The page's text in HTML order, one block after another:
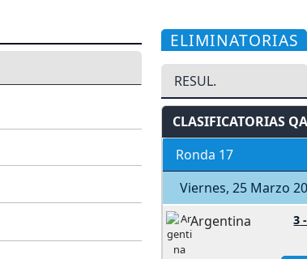
ELIMINATORIAS
RESUL.
CLASIFICATORIAS
Ronda 17
Viernes, 25 Marzo
Argentina
3